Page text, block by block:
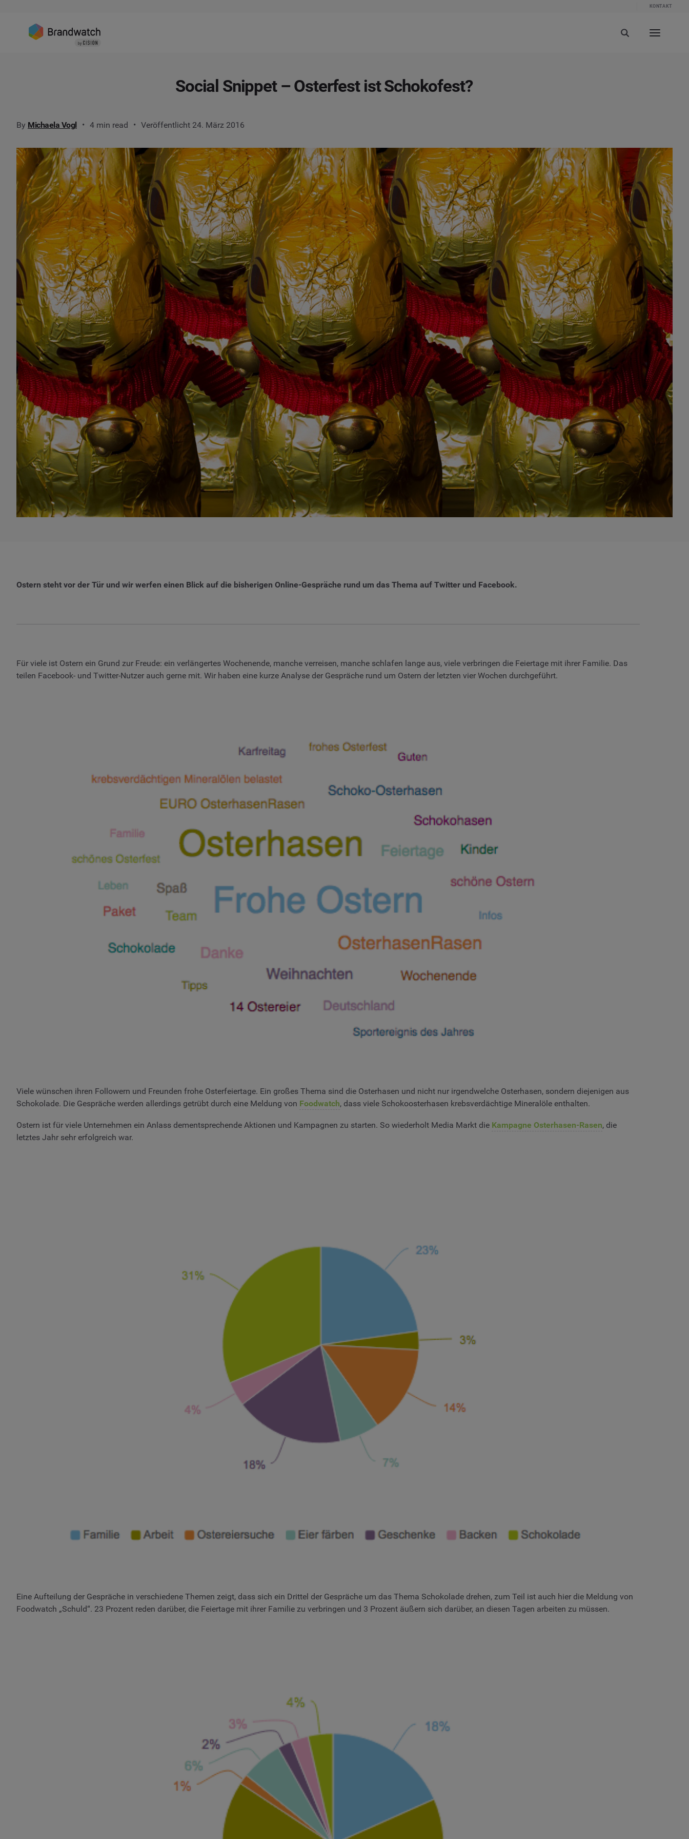
KONTAKT
Social Snippet – Osterfest ist Schokofest?
By Michaela Vogl 4 min read Veröffentlicht 24. März 2016
Ostern steht vor der Tür und wir werfen einen Blick auf die bisherigen Online-Gespräche rund um das Thema auf Twitter und Facebook.
Für viele ist Ostern ein Grund zur Freude: ein verlängertes Wochenende, manche verreisen, manche schlafen lange aus, viele verbringen die Feiertage mit ihrer Familie. Das
teilen Facebook- und Twitter-Nutzer auch gerne mit. Wir haben eine kurze Analyse der Gespräche rund um Ostern der letzten vier Wochen durchgeführt.
Viele wünschen ihren Followern und Freunden frohe Osterfeiertage. Ein großes Thema sind die Osterhasen und nicht nur irgendwelche Osterhasen, sondern diejenigen aus
Schokolade. Die Gespräche werden allerdings getrübt durch eine Meldung von Foodwatch, dass viele Schokoosterhasen krebsverdächtige Mineralöle enthalten.
Ostern ist für viele Unternehmen ein Anlass dementsprechende Aktionen und Kampagnen zu starten. So wiederholt Media Markt die Kampagne Osterhasen-Rasen, die
letztes Jahr sehr erfolgreich war.
Eine Aufteilung der Gespräche in verschiedene Themen zeigt, dass sich ein Drittel der Gespräche um das Thema Schokolade drehen, zum Teil ist auch hier die Meldung von
Foodwatch „Schuld“. 23 Prozent reden darüber, die Feiertage mit ihrer Familie zu verbringen und 3 Prozent äußern sich darüber, an diesen Tagen arbeiten zu müssen.